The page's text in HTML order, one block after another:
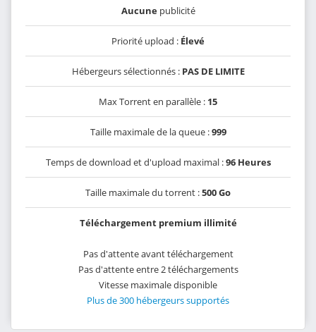
Aucunepublicité
Priorité upload : Élevé
Hébergeurs sélectionnés : PAS DE LIMITE
Max Torrent en parallèle : 15
Taille maximale de la queue :999
Temps de download et d'upload maximal :96 Heures
Taille maximale du torrent :500 Go
Téléchargement premium illimité
Pas d'attente avant téléchargement
Pas d'attente entre 2 téléchargements
Vitesse maximale disponible
Plus de 300 hébergeurs supportés